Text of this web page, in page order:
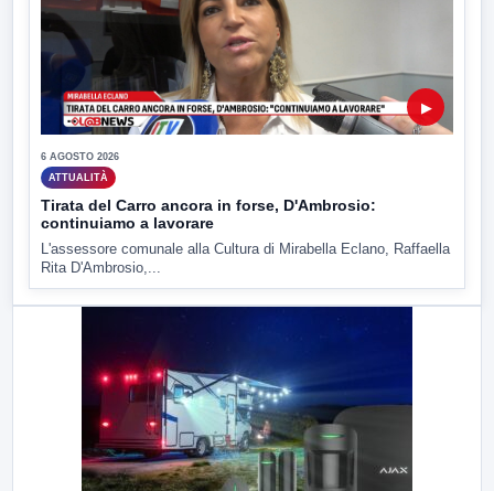
▶
6 AGOSTO 2026
ATTUALITÀ
Tirata del Carro ancora in forse, D'Ambrosio:
continuiamo a lavorare
L'assessore comunale alla Cultura di Mirabella Eclano, Raffaella
Rita D'Ambrosio,...